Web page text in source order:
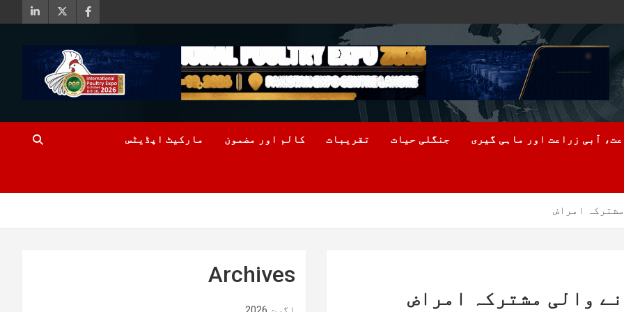
آبی زراعت اور ماہی گیری جنگلی حیات تقریبات کالم اور مضمون مارکیٹ اپڈیٹس
امراض
والی مشترکہ امراض
Archives